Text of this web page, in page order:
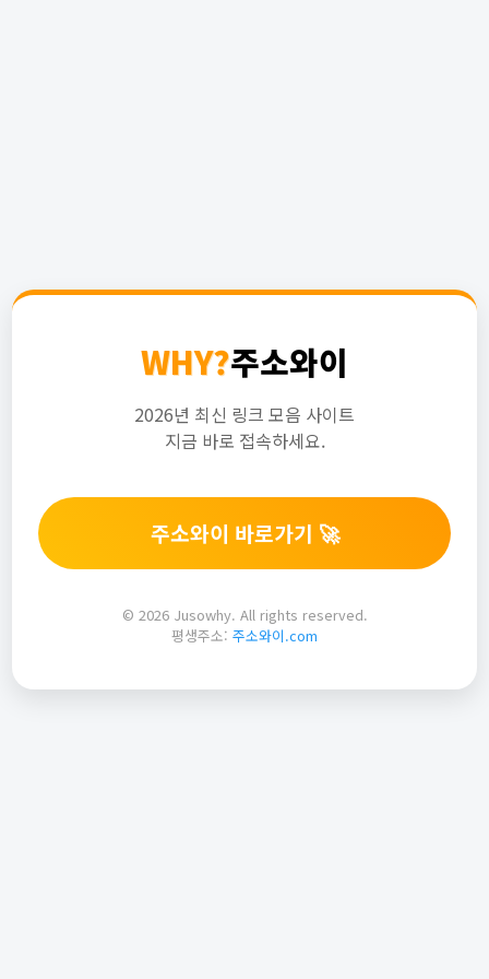
WHY?주소와이
2026년 최신 링크 모음 사이트
지금 바로 접속하세요.
주소와이 바로가기 🚀
© 2026 Jusowhy. All rights reserved.
평생주소: 주소와이.com